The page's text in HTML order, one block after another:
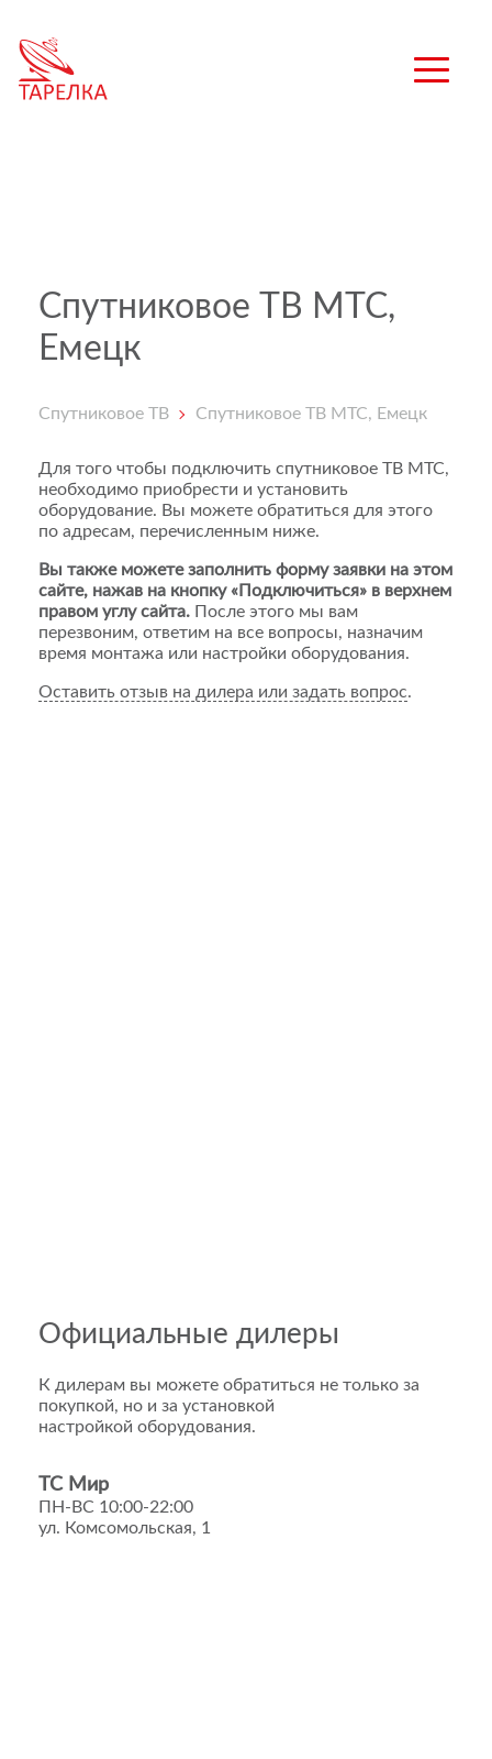
Спутниковое ТВ МТС,
Емецк
Спутниковое ТВ Спутниковое ТВ МТС, Емецк
Для того чтобы подключить спутниковое ТВ МТС,
необходимо приобрести и установить
оборудование. Вы можете обратиться для этого
по адресам, перечисленным ниже.
Вы также можете заполнить форму заявки на этом
сайте, нажав на кнопку «Подключиться» в верхнем
правом углу сайта. После этого мы вам
перезвоним, ответим на все вопросы, назначим
время монтажа или настройки оборудования.
Оставить отзыв на дилера или задать вопрос.
Официальные дилеры
К дилерам вы можете обратиться не только за
покупкой, но и за установкой
настройкой оборудования.
ТС Мир
ПН-ВС 10:00-22:00
ул. Комсомольская, 1